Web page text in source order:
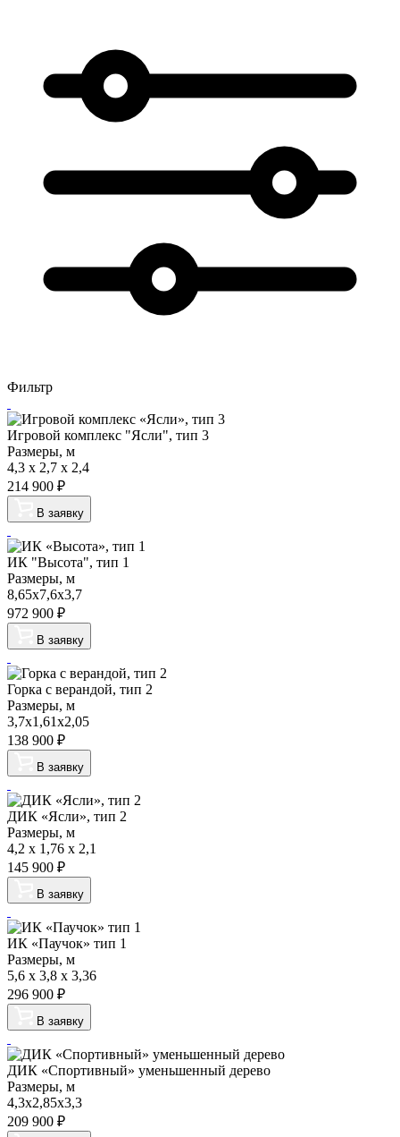
Фильтр
Игровой комплекс "Ясли", тип 3
Размеры, м
4,3 x 2,7 x 2,4
214 900 ₽
В заявку
ИК "Высота", тип 1
Размеры, м
8,65х7,6х3,7
972 900 ₽
В заявку
Горка с верандой, тип 2
Размеры, м
3,7х1,61х2,05
138 900 ₽
В заявку
ДИК «Ясли», тип 2
Размеры, м
4,2 x 1,76 x 2,1
145 900 ₽
В заявку
ИК «Паучок» тип 1
Размеры, м
5,6 x 3,8 x 3,36
296 900 ₽
В заявку
ДИК «Спортивный» уменьшенный дерево
Размеры, м
4,3х2,85х3,3
209 900 ₽